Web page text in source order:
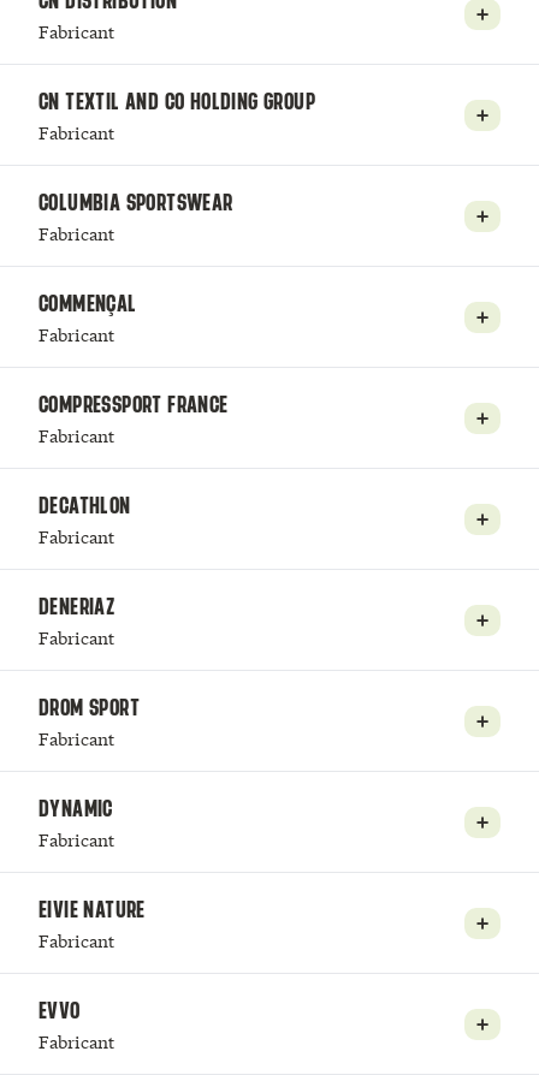
Fabricant
CN TEXTIL AND CO HOLDING GROUP
Fabricant
COLUMBIA SPORTSWEAR
Fabricant
COMMENÇAL
Fabricant
COMPRESSPORT FRANCE
Fabricant
DECATHLON
Fabricant
DENERIAZ
Fabricant
DROM SPORT
Fabricant
DYNAMIC
Fabricant
EIVIE NATURE
Fabricant
EVVO
Fabricant